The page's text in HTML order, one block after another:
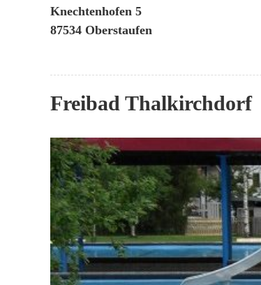
Knechtenhofen 5
87534 Oberstaufen
Freibad Thalkirchdorf